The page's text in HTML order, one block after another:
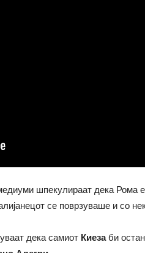
шпекулираат дека Рома
се поврзуваше и со
дека самиотКиезаби